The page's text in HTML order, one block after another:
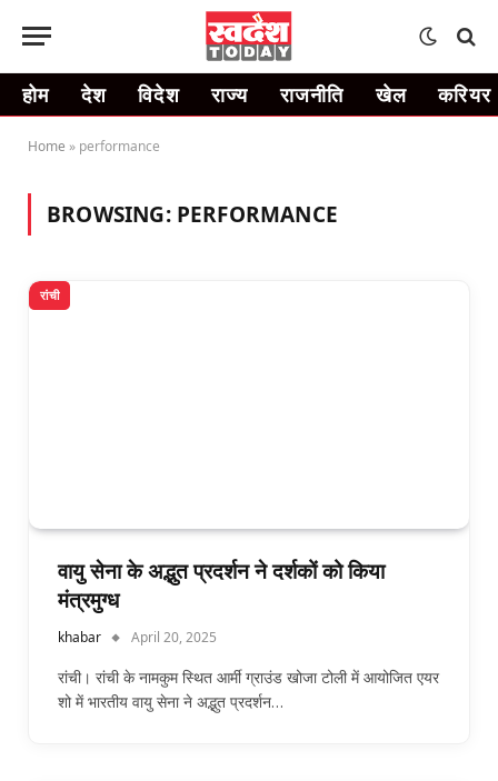
होम देश विदेश राज्य राजनीति खेल करियर
Home » performance
BROWSING: PERFORMANCE
रांची
वायु सेना के अद्भुत प्रदर्शन ने दर्शकों को किया
मंत्रमुग्ध
khabar April 20, 2025
रांची। रांची के नामकुम स्थित आर्मी ग्राउंड खोजा टोली में आयोजित एयर
शो में भारतीय वायु सेना ने अद्भुत प्रदर्शन…